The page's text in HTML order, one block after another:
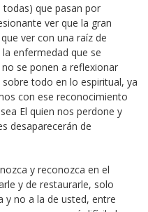
todas) que pasan por
ver que la gran
ver con una raíz de
enfermedad que se
se ponen a reflexionar
todo en lo espiritual, ya
con ese reconocimiento
El quien nos perdone y
desaparecerán de
y reconozca en el
y de restaurarle, solo
y no a la de usted, entre